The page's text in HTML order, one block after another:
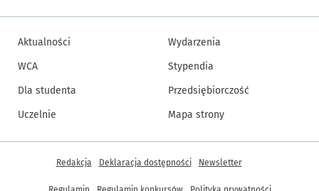
Aktualności
WCA
Dla studenta
Uczelnie
Wydarzenia
Stypendia
Przedsiębiorczość
Mapa strony
Inne informacje
Redakcja Deklaracja dostępności Newsletter